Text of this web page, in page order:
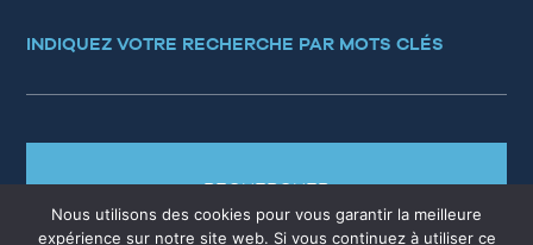
INDIQUEZ VOTRE RECHERCHE PAR MOTS CLÉS
RECHERCHER
Nous utilisons des cookies pour vous garantir la meilleure
expérience sur notre site web. Si vous continuez à utiliser ce